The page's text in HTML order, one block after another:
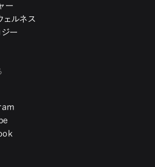
ー
ェルネス
ジー